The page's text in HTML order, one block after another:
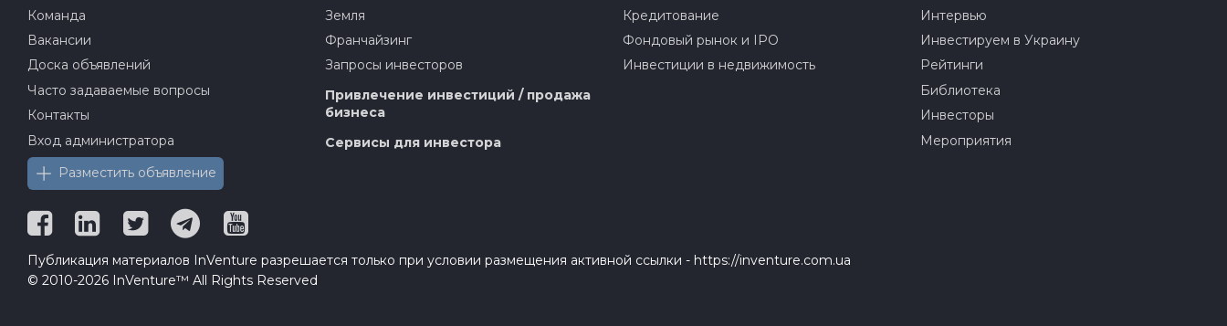
Команда
Вакансии
Доска объявлений
Часто задаваемые вопросы
Контакты
Вход администратора
Разместить объявление
Земля
Франчайзинг
Запросы инвесторов
Привлечение инвестиций / продажа
бизнеса
Сервисы для инвестора
Кредитование
Фондовый рынок и IPO
Инвестиции в недвижимость
Интервью
Инвестируем в Украину
Рейтинги
Библиотека
Инвесторы
Мероприятия
Публикация материалов InVenture разрешается только при условии размещения активной ссылки - https://inventure.com.ua
© 2010-2026 InVenture™ All Rights Reserved